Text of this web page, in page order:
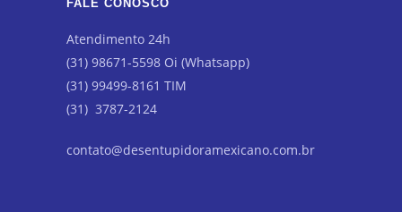
FALE CONOSCO
Atendimento 24h
(31) 98671-5598 Oi (Whatsapp)
(31) 99499-8161 TIM
(31) 3787-2124
contato@desentupidoramexicano.com.br